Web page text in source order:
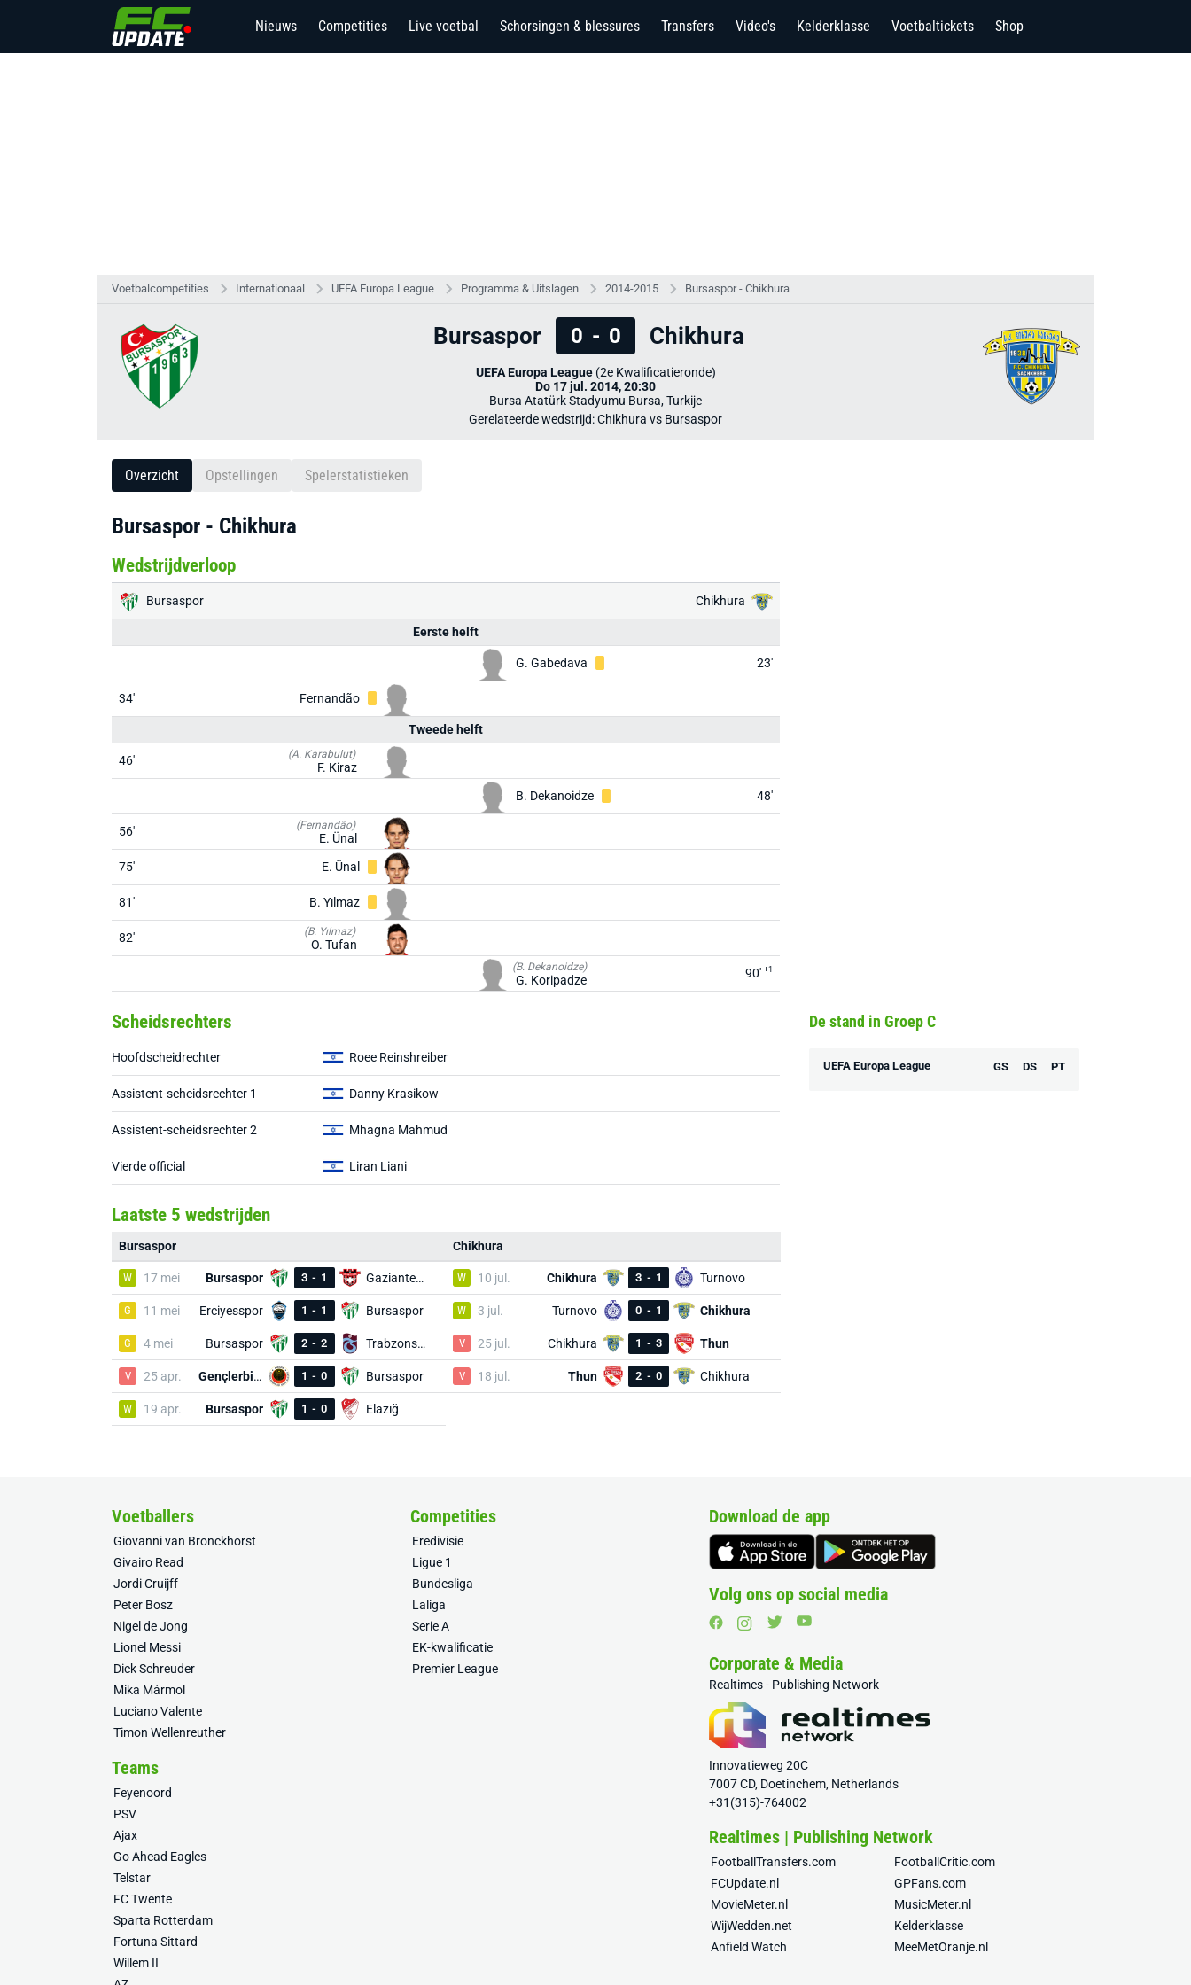
Nieuws Competities Live voetbal Schorsingen & blessures Transfers Video's Kelderklasse Voetbaltickets Shop
Voetbalcompetities Internationaal UEFA Europa League Programma & Uitslagen 2014-2015 Bursaspor - Chikhura
Bursaspor 0 - 0 Chikhura
UEFA Europa League(2e Kwalificatieronde)
Do 17 jul. 2014, 20:30
Bursa Atatürk Stadyumu Bursa, Turkije
Gerelateerde wedstrijd: Chikhura vs Bursaspor
Overzicht Opstellingen Spelerstatistieken
Bursaspor - Chikhura
Wedstrijdverloop
Bursaspor Chikhura
Eerste helft
G. Gabedava 23'
34' Fernandão
Tweede helft
46' (A. Karabulut)
F. Kiraz
B. Dekanoidze
48'
56' (Fernandão)
E. Ünal
75'
E. Ünal
81' B. Yılmaz
82' (B. Yılmaz)
O. Tufan
(B. Dekanoidze)
G. Koripadze 90' +1
Scheidsrechters
Hoofdscheidrechter Roee Reinshreiber
Assistent-scheidsrechter 1 Danny Krasikow
Assistent-scheidsrechter 2 Mhagna Mahmud
Vierde official Liran Liani
Laatste 5 wedstrijden
Bursaspor
W 17 mei Bursaspor 3 - 1 Gaziantepspor
G 11 mei Erciyesspor 1 - 1 Bursaspor
G 4 mei Bursaspor 2 - 2 Trabzonspor
V 25 apr. Gençlerbirliği 1 - 0 Bursaspor
W 19 apr. Bursaspor 1 - 0 Elazığ
Chikhura
W 10 jul. Chikhura 3 - 1 Turnovo
W 3 jul. Turnovo 0 - 1 Chikhura
V 25 jul. Chikhura 1 - 3 Thun
V 18 jul. Thun 2 - 0 Chikhura
De stand in Groep C
UEFA Europa League GS DS PT
Voetballers
Giovanni van Bronckhorst
Givairo Read
Jordi Cruijff
Peter Bosz
Nigel de Jong
Lionel Messi
Dick Schreuder
Mika Mármol
Luciano Valente
Timon Wellenreuther
Competities
Eredivisie
Ligue 1
Bundesliga
Laliga
Serie A
EK-kwalificatie
Premier League
Teams
Feyenoord
PSV
Ajax
Go Ahead Eagles
Telstar
FC Twente
Sparta Rotterdam
Fortuna Sittard
Willem II
Download de app
Volg ons op social media
Corporate & Media
Realtimes - Publishing Network
Innovatieweg 20C
7007 CD, Doetinchem, Netherlands
+31(315)-764002
Realtimes | Publishing Network
FootballTransfers.com
FootballCritic.com
FCUpdate.nl
GPFans.com
MovieMeter.nl
MusicMeter.nl
WijWedden.net
Kelderklasse
Anfield Watch
MeeMetOranje.nl